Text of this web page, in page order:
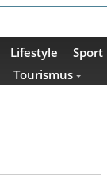
Lifestyle Sport
Tourismus